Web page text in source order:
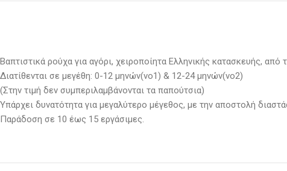
Βαπτιστικά ρούχα για αγόρι, χειροποίητα Ελληνικής κατασκευής, από
Διατίθενται σε μεγέθη: 0-12 μηνών(νο1) & 12-24 μηνών(νο2)
(Στην τιμή δεν συμπεριλαμβάνονται τα παπούτσια)
Υπάρχει δυνατότητα για μεγαλύτερο μέγεθος, με την αποστολή
Παράδοση σε 10 έως 15 εργάσιμες.